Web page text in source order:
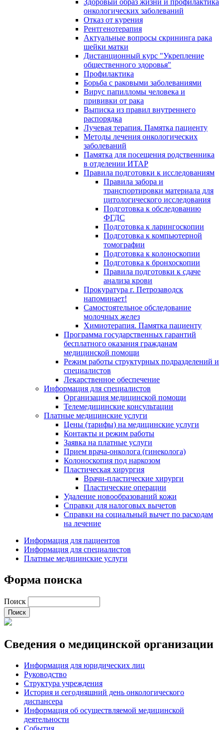
Здоровый образ жизни и профилактика
онкологических заболеваний
Отказ от курения
Рентгенотерапия
Актуальные вопросы скрининга рака
шейки матки
Дистанционный курс "Укрепление
общественного здоровья"
Профилактика
Борьба с раковыми заболеваниями
Вирус папилломы человека и
прививки от рака
Выписка из правил внутреннего
распорядка
Лучевая терапия. Памятка пациенту
Методы лечения онкологических
заболеваний
Памятка для посещения родственника
в отделении ИТАР
Правила подготовки к исследованиям
Правила забора и
транспортировки материала для
цитологического исследования
Подготовка к обследованию
ФГДС
Подготовка к ларингоскопии
Подготовка к компьютерной
томографии
Подготовка к колоноскопии
Подготовка к бронхоскопии
Правила подготовки к сдаче
анализа крови
Прокуратура г. Петрозаводск
напоминает!
Самостоятельное обследование
молочных желез
Химиотерапия. Памятка пациенту
Программа государственных гарантий
бесплатного оказания гражданам
медицинской помощи
Режим работы структурных подразделений и
специалистов
Лекарственное обеспечение
Информация для специалистов
Организация медицинской помощи
Телемедицинские консультации
Платные медицинские услуги
Цены (тарифы) на медицинские услуги
Контакты и режим работы
Заявка на платные услуги
Прием врача-онколога (гинеколога)
Колоноскопия под наркозом
Пластическая хирургия
Врачи-пластические хирурги
Пластические операции
Удаление новообразований кожи
Справки для налоговых вычетов
Справки на социальный вычет по расходам
на лечение
Информация для пациентов
Информация для специалистов
Платные медицинские услуги
Форма поиска
Поиск
Сведения о медицинской организации
Информация для юридических лиц
Руководство
Структура учреждения
История и сегодняшний день онкологического
диспансера
Информация об осуществляемой медицинской
деятельности
События